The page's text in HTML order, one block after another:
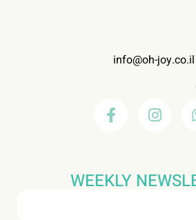
info@oh-joy.co.il
WEEKLY